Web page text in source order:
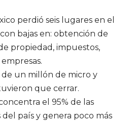
perdió seis lugares en el
bajas en: obtención de
propiedad, impuestos,
de un millón de micro y
que cerrar.
el 95% de las
país y genera poco más